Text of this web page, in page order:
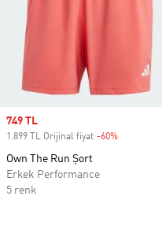
Sale price
749 TL
1.899 TL Orijinal fiyat -60%
Own The Run Şort
Erkek Performance
5 renk